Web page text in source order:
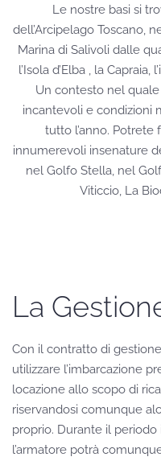
Le nostre basi si
dell’Arcipelago Toscano,
Marina di Salivoli dalle
l’Isola d’Elba , la
Un contesto nel
incantevoli e condizioni
tutto l’anno.
innumerevoli insenature
nel Golfo Stella, nel
Viticcio, La
La
Con il contratto di
utilizzare l’imbarcazione
locazione allo scopo di
riservandosi comunque
proprio. Durante il
l’armatore potrà